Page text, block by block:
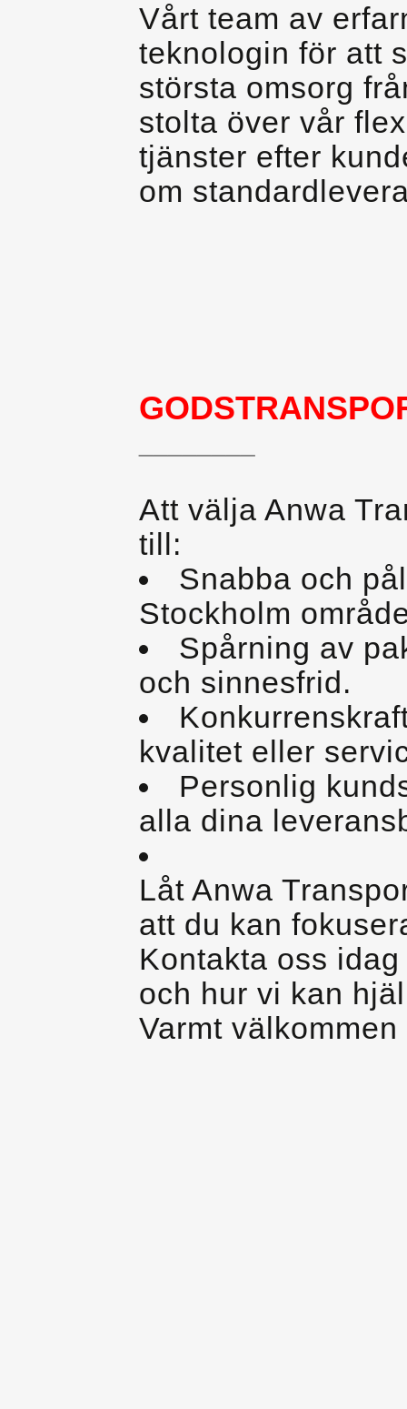
Vårt team av
teknologin för att
största omsorg
stolta över vår
tjänster efter
om
Att välja Anwa
till:
Snabba och
Stockholm
Spårning av
och sinnesfrid.
kvalitet eller
Personlig
alla dina
Låt Anwa
att du kan
Kontakta oss
och hur vi kan
Varmt